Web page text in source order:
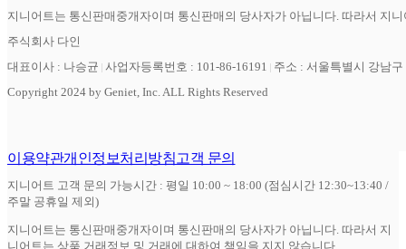
지니어트는 통신판매중개자이며 통신판매의 당사자가 아닙니다. 따라서 지
주식회사 다인
대표이사 : 나승균 사업자등록번호 : 101-86-16191
주소 : 서울특별시 강남
Copyright 2024 by Geniet, Inc. ALL Rights Reserved
이용약관개인정보처리방침고객 문의
지니어트 고객 문의 가능시간 : 평일 10:00 ~ 18:00 (점심시간 12:30~13:40 /
주말 공휴일 제외)
지니어트는 통신판매중개자이며 통신판매의 당사자가 아닙니다. 따라서 지
니어트는 상품 거래정보 및 거래에 대하여 책임을 지지 않습니다.